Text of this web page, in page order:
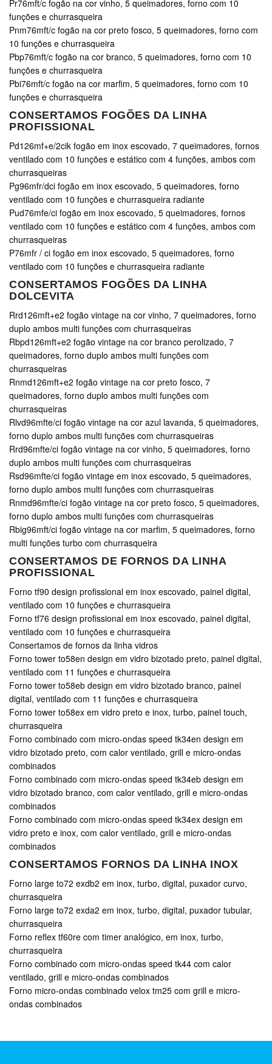
Pr76mft/c fogão na cor vinho, 5 queimadores, forno com 10
funções e churrasqueira
Pnm76mft/c fogão na cor preto fosco, 5 queimadores, forno com
10 funções e churrasqueira
Pbp76mft/c fogão na cor branco, 5 queimadores, forno com 10
funções e churrasqueira
Pbi76mft/c fogão na cor marfim, 5 queimadores, forno com 10
funções e churrasqueira
CONSERTAMOS FOGÕES DA LINHA
PROFISSIONAL
Pd126mf+e/2cik fogão em inox escovado, 7 queimadores, fornos
ventilado com 10 funções e estático com 4 funções, ambos com
churrasqueiras
Pg96mfr/dci fogão em inox escovado, 5 queimadores, forno
ventilado com 10 funções e churrasqueira radiante
Pud76mfe/ci fogão em inox escovado, 5 queimadores, fornos
ventilado com 10 funções e estático com 4 funções, ambos com
churrasqueiras
P76mfr / ci fogão em inox escovado, 5 queimadores, forno
ventilado com 10 funções e churrasqueira radiante
CONSERTAMOS FOGÕES DA LINHA
DOLCEVITA
Rrd126mft+e2 fogão vintage na cor vinho, 7 queimadores, forno
duplo ambos multi funções com churrasqueiras
Rbpd126mft+e2 fogão vintage na cor branco perolizado, 7
queimadores, forno duplo ambos multi funções com
churrasqueiras
Rnmd126mft+e2 fogão vintage na cor preto fosco, 7
queimadores, forno duplo ambos multi funções com
churrasqueiras
Rlvd96mfte/ci fogão vintage na cor azul lavanda, 5 queimadores,
forno duplo ambos multi funções com churrasqueiras
Rrd96mfte/ci fogão vintage na cor vinho, 5 queimadores, forno
duplo ambos multi funções com churrasqueiras
Rsd96mfte/ci fogão vintage em inox escovado, 5 queimadores,
forno duplo ambos multi funções com churrasqueiras
Rnmd96mfte/ci fogão vintage na cor preto fosco, 5 queimadores,
forno duplo ambos multi funções com churrasqueiras
Rbig96mft/ci fogão vintage na cor marfim, 5 queimadores, forno
multi funções turbo com churrasqueira
CONSERTAMOS DE FORNOS DA LINHA
PROFISSIONAL
Forno tf90 design profissional em inox escovado, painel digital,
ventilado com 10 funções e churrasqueira
Forno tf76 design profissional em inox escovado, painel digital,
ventilado com 10 funções e churrasqueira
Consertamos de fornos da linha vidros
Forno tower to58en design em vidro bizotado preto, painel digital,
ventilado com 11 funções e churrasqueira
Forno tower to58eb design em vidro bizotado branco, painel
digital, ventilado com 11 funções e churrasqueira
Forno tower to58ex em vidro preto e inox, turbo, painel touch,
churrasqueira
Forno combinado com micro-ondas speed tk34en design em
vidro bizotado preto, com calor ventilado, grill e micro-ondas
combinados
Forno combinado com micro-ondas speed tk34eb design em
vidro bizotado branco, com calor ventilado, grill e micro-ondas
combinados
Forno combinado com micro-ondas speed tk34ex design em
vidro preto e inox, com calor ventilado, grill e micro-ondas
combinados
CONSERTAMOS FORNOS DA LINHA INOX
Forno large to72 exdb2 em inox, turbo, digital, puxador curvo,
churrasqueira
Forno large to72 exda2 em inox, turbo, digital, puxador tubular,
churrasqueira
Forno reflex tf60re com timer analógico, em inox, turbo,
churrasqueira
Forno combinado com micro-ondas speed tk44 com calor
ventilado, grill e micro-ondas combinados
Forno micro-ondas combinado velox tm25 com grill e micro-
ondas combinados